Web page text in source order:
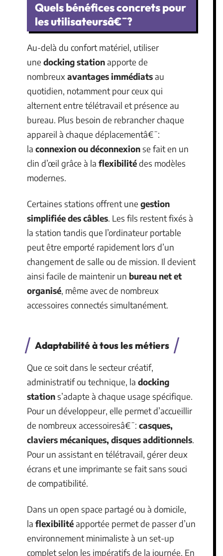
Quels bénéfices concrets pour
les utilisateursâ€¯?
Au-delà du confort matériel, utiliser
une docking stationapporte de
nombreux avantages immédiatsau
quotidien, notamment pour ceux qui
alternent entre télétravail et présence au
bureau. Plus besoin de rebrancher chaque
appareil à chaque déplacementâ€¯:
la connexion ou déconnexionse fait en un
clin d’œil grâce à la flexibilitédes modèles
modernes.
Certaines stations offrent une gestion
simplifiée des câbles. Les fils restent fixés à
la station tandis que l’ordinateur portable
peut être emporté rapidement lors d’un
changement de salle ou de mission. Il devient
ainsi facile de maintenir un bureau net et
organisé, même avec de nombreux
accessoires connectés simultanément.
Adaptabilité à tous les métiers
Que ce soit dans le secteur créatif,
administratif ou technique, la docking
stations’adapte à chaque usage spécifique.
Pour un développeur, elle permet d’accueillir
de nombreux accessoiresâ€¯: casques,
claviers mécaniques, disques additionnels.
Pour un assistant en télétravail, gérer deux
écrans et une imprimante se fait sans souci
de compatibilité.
Dans un open space partagé ou à domicile,
la flexibilitéapportée permet de passer d’un
environnement minimaliste à un set-up
complet selon les impératifs de la journée. En